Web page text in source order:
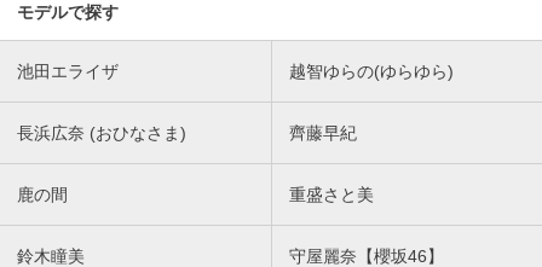
モデルで探す
池田エライザ 越智ゆらの(ゆらゆら)
長浜広奈 (おひなさま) 齊藤早紀
鹿の間 重盛さと美
鈴木瞳美 守屋麗奈【櫻坂46】